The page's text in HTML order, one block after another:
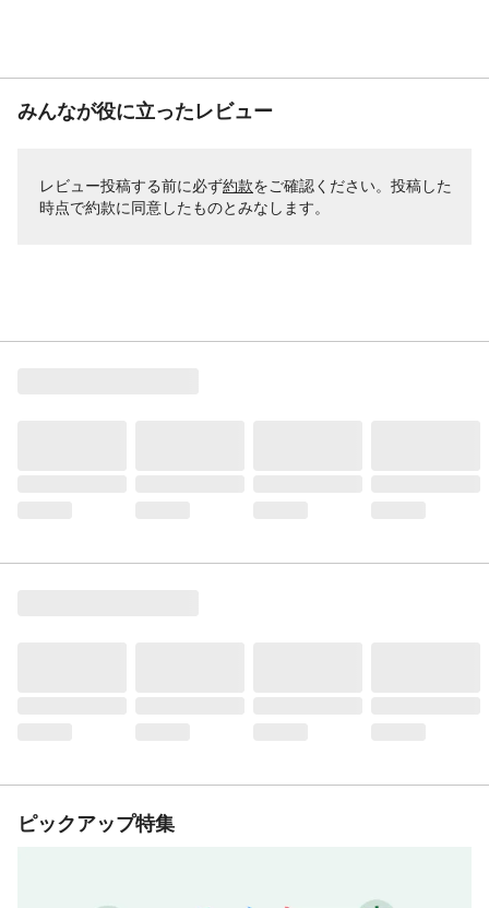
みんなが役に立ったレビュー
レビュー投稿する前に必ず約款をご確認ください。投稿した
時点で約款に同意したものとみなします。
ピックアップ特集